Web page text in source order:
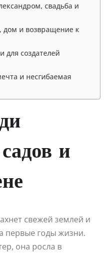
свадьба и
дом и возвращение к
для создателей
и несгибаемая
и
свежей землей и
первые годы жизни.
она росла в